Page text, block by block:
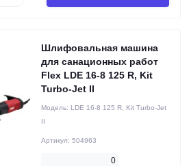
Шлифовальная машина
для санационных работ
Flex LDE 16-8 125 R, Kit
Turbo-Jet II
Модель: LDE 16-8 125 R, Kit Turbo-Jet
II
Артикул: 504963
0